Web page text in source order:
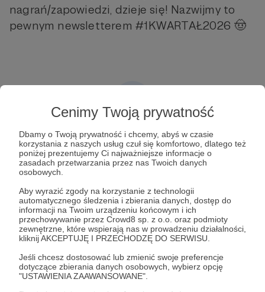
Cenimy Twoją prywatność
Dbamy o Twoją prywatność i chcemy, abyś w czasie
korzystania z naszych usług czuł się komfortowo, dlatego też
poniżej prezentujemy Ci najważniejsze informacje o
zasadach przetwarzania przez nas Twoich danych
osobowych.
Aby wyrazić zgody na korzystanie z technologii
automatycznego śledzenia i zbierania danych, dostęp do
informacji na Twoim urządzeniu końcowym i ich
przechowywanie przez Crowd8 sp. z o.o. oraz podmioty
zewnętrzne, które wspierają nas w prowadzeniu działalności,
kliknij AKCEPTUJĘ I PRZECHODZĘ DO SERWISU.
Jeśli chcesz dostosować lub zmienić swoje preferencje
dotyczące zbierania danych osobowych, wybierz opcję
"USTAWIENIA ZAAWANSOWANE".
nagrań/zapowiedzi, dzieje się! Nazwijmy to
pewnym newsletterem #1KWARTAŁ2026 🤠
Post dostępny tylko dla Patronów
Aby zobaczyć ten materiał musisz być zalogowany
Zostań Patronem
Zaloguj się
historia historycznytop historycznerozmowy